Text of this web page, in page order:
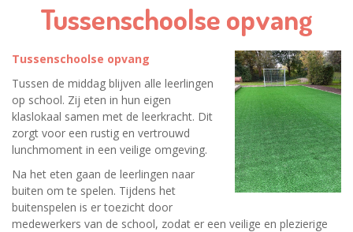
Tussenschoolse opvang
Tussenschoolse opvang
Tussen de middag blijven alle leerlingen
op school. Zij eten in hun eigen
klaslokaal samen met de leerkracht. Dit
zorgt voor een rustig en vertrouwd
lunchmoment in een veilige omgeving.
Na het eten gaan de leerlingen naar
buiten om te spelen. Tijdens het
buitenspelen is er toezicht door
medewerkers van de school, zodat er een veilige en plezierige